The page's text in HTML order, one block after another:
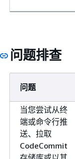
问题排查
问题
当您尝试从终
端或命令行推
送、拉取
CodeCommit